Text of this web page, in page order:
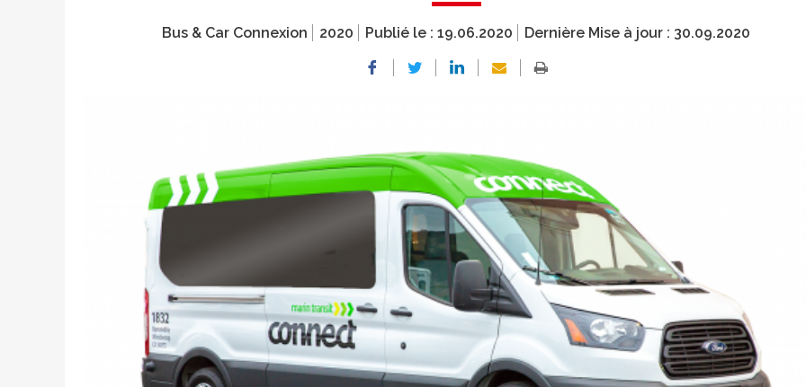
Bus & Car Connexion 2020 Publié le : 19.06.2020 Dernière Mise à jour : 30.09.2020